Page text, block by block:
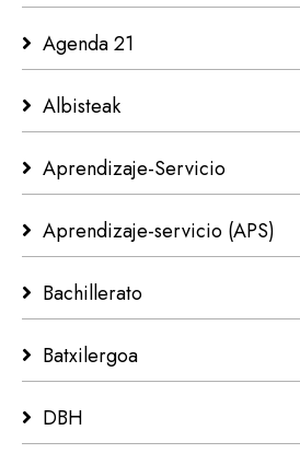
Agenda 21
Albisteak
Aprendizaje-Servicio
Aprendizaje-servicio (APS)
Bachillerato
Batxilergoa
DBH